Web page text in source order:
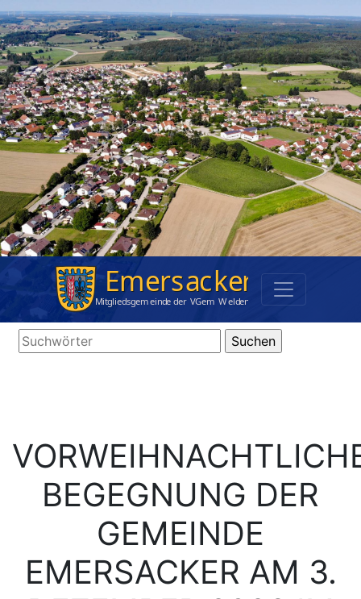
BEGEGNUNG DER
GEMEINDE
EMERSACKER AM 3.